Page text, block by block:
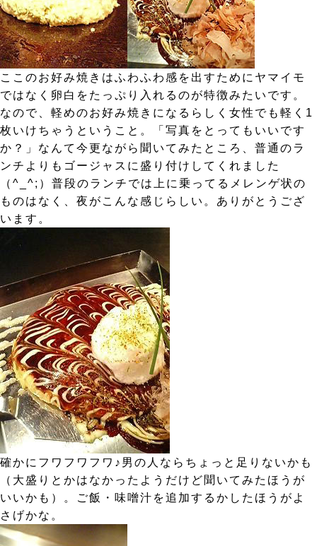
ここのお好み焼きはふわふわ感を出すためにヤマイモ
ではなく卵白をたっぷり入れるのが特徴みたいです。
なので、軽めのお好み焼きになるらしく女性でも軽く1
枚いけちゃうということ。「写真をとってもいいです
か？」なんて今更ながら聞いてみたところ、普通のラ
ンチよりもゴージャスに盛り付けしてくれました
（^_^;）普段のランチでは上に乗ってるメレンゲ状の
ものはなく、夜がこんな感じらしい。ありがとうござ
います。
確かにフワフワフワ♪男の人ならちょっと足りないかも
（大盛りとかはなかったようだけど聞いてみたほうが
いいかも）。ご飯・味噌汁を追加するかしたほうがよ
さげかな。